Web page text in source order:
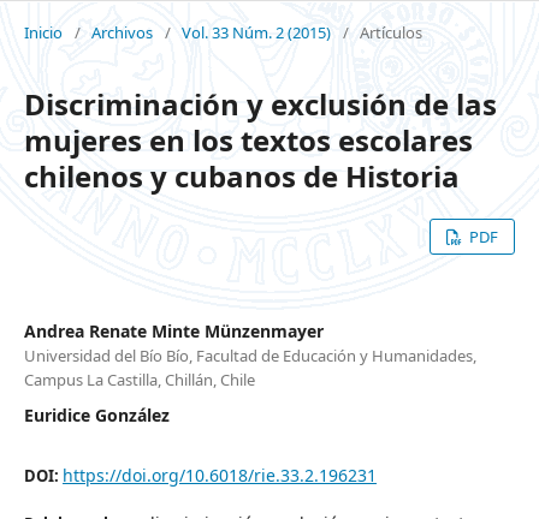
Inicio / Archivos / Vol. 33 Núm. 2 (2015) / Artículos
Discriminación y exclusión de las
mujeres en los textos escolares
chilenos y cubanos de Historia
PDF
Andrea Renate Minte Münzenmayer
Universidad del Bío Bío, Facultad de Educación y Humanidades,
Campus La Castilla, Chillán, Chile
Euridice González
DOI: https://doi.org/10.6018/rie.33.2.196231